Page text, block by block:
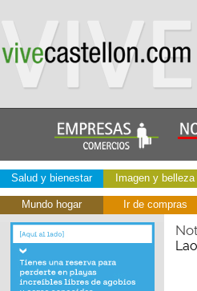
Salud y bienestar Imagen y belleza
Mundo hogar Ir de compras